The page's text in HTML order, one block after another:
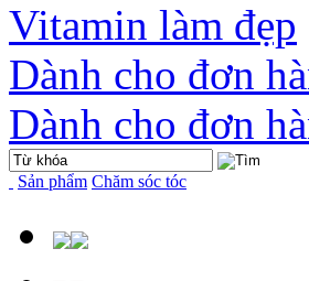
Vitamin làm đẹp
Dành cho đơn
Dành cho đơn
Sản phẩm Chăm sóc tóc